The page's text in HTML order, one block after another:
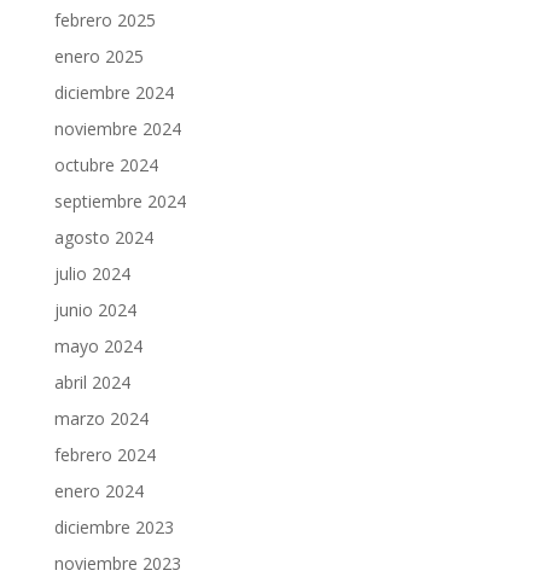
febrero 2025
enero 2025
diciembre 2024
noviembre 2024
octubre 2024
septiembre 2024
agosto 2024
julio 2024
junio 2024
mayo 2024
abril 2024
marzo 2024
febrero 2024
enero 2024
diciembre 2023
noviembre 2023